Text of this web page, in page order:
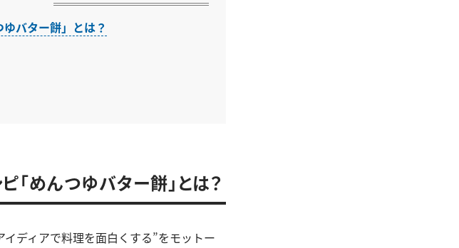
バター餅」とは？
めんつゆバター餅」とは？
ディアで料理を面白くする”をモットー